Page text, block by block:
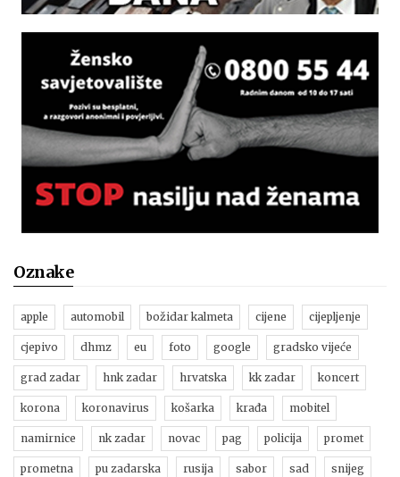
Oznake
apple automobil božidar kalmeta cijene cijepljenje
cjepivo dhmz eu foto google gradsko vijeće
grad zadar hnk zadar hrvatska kk zadar koncert
korona koronavirus košarka krađa mobitel
namirnice nk zadar novac pag policija promet
prometna pu zadarska rusija sabor sad snijeg